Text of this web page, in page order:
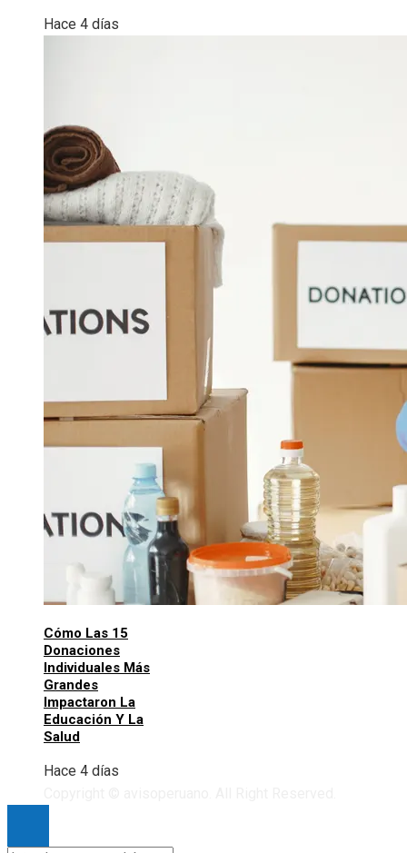
Hace 4 días
Cómo Las 15
Donaciones
Individuales Más
Grandes
Impactaron La
Educación Y La
Salud
Hace 4 días